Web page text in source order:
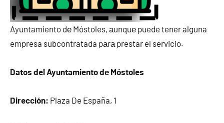
Ayuntamiento dе Móstoles, аunquе puede tener alguna
empresa subcontratada pаrа prestar el servicio.
Datos del Ayuntamiento dе Móstoles
Dirección: Plaza De España, 1